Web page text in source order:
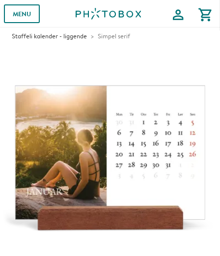
MENU profile shopping_cart
Staffeli kalender - liggende Simpel serif